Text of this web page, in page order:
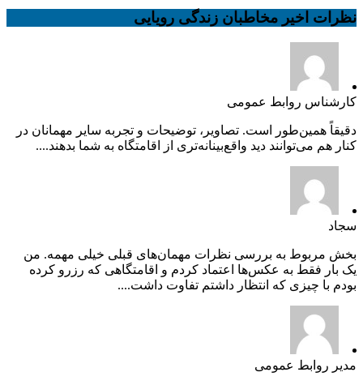
نظرات اخیر مخاطبان زندگی رویایی
کارشناس روابط عمومی
دقیقاً همین‌طور است. تصاویر، توضیحات و تجربه سایر مهمانان در
کنار هم می‌توانند دید واقع‌بینانه‌تری از اقامتگاه به شما بدهند....
سجاد
بخش مربوط به بررسی نظرات مهمان‌های قبلی خیلی مهمه. من
یک بار فقط به عکس‌ها اعتماد کردم و اقامتگاهی که رزرو کرده
بودم با چیزی که انتظار داشتم تفاوت داشت....
مدیر روابط عمومی